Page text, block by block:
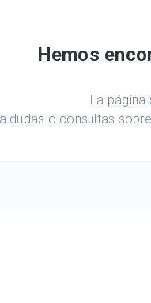
Hemos
La
dudas o consultas